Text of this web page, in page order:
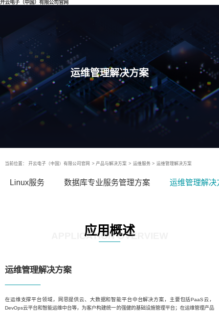
开云电子（中国）有限公司官网
运维管理解决方案
当前位置： 开云电子（中国）有限公司官网 > 产品与解决方案 > 运维服务 > 运维管理解决方案
Linux服务 数据库专业服务管理方案 运维管理解决
应用概述
APPLICATION OVERVIEW
运维管理解决方案
在运维支撑平台领域，网思提供云、大数据和智能平台中台解决方案，主要包括PaaS云，
DevOps云平台和智能运维中台等，为客户构建统一的强健的基础设施管理平台；在运维管理产品